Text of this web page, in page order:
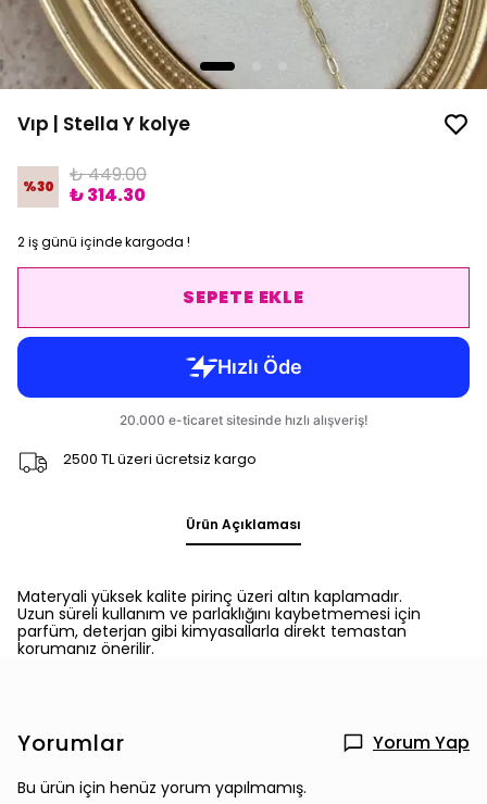
Vıp | Stella Y kolye
%30
₺ 449.00
₺ 314.30
2 iş günü içinde kargoda !
SEPETE EKLE
2500 TL üzeri ücretsiz kargo
Ürün Açıklaması
Materyali yüksek kalite pirinç üzeri altın kaplamadır.
Uzun süreli kullanım ve parlaklığını kaybetmemesi için
parfüm, deterjan gibi kimyasallarla direkt temastan
korumanız önerilir.
Yorumlar Yorum Yap
Bu ürün için henüz yorum yapılmamış.